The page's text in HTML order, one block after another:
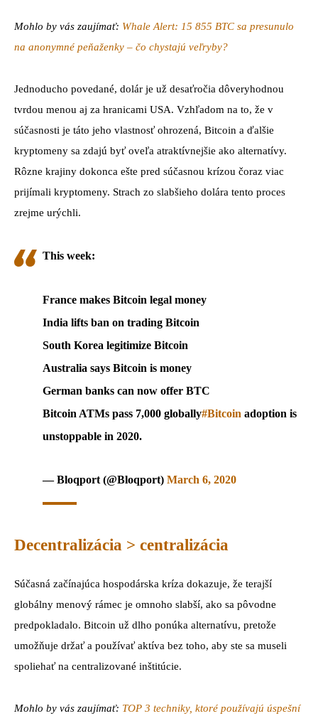
Mohlo by vás zaujímať: Whale Alert: 15 855 BTC sa presunulo
na anonymné peňaženky – čo chystajú veľryby?
Jednoducho povedané, dolár je už desaťročia dôveryhodnou
tvrdou menou aj za hranicami USA. Vzhľadom na to, že v
súčasnosti je táto jeho vlastnosť ohrozená, Bitcoin a ďalšie
kryptomeny sa zdajú byť oveľa atraktívnejšie ako alternatívy.
Rôzne krajiny dokonca ešte pred súčasnou krízou čoraz viac
prijímali kryptomeny. Strach zo slabšieho dolára tento proces
zrejme urýchli.
This week:
France makes Bitcoin legal money
India lifts ban on trading Bitcoin
South Korea legitimize Bitcoin
Australia says Bitcoin is money
German banks can now offer BTC
Bitcoin ATMs pass 7,000 globally#Bitcoin adoption is
unstoppable in 2020.
— Bloqport (@Bloqport) March 6, 2020
Decentralizácia > centralizácia
Súčasná začínajúca hospodárska kríza dokazuje, že terajší
globálny menový rámec je omnoho slabší, ako sa pôvodne
predpokladalo. Bitcoin už dlho ponúka alternatívu, pretože
umožňuje držať a používať aktíva bez toho, aby ste sa museli
spoliehať na centralizované inštitúcie.
Mohlo by vás zaujímať: TOP 3 techniky, ktoré používajú úspešní